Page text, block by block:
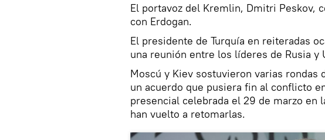
El portavoz del Kremlin, Dmitri Peskov,
con Erdogan.
El presidente de Turquía en reiteradas
una reunión entre los líderes de Rusia y
Moscú y Kiev sostuvieron varias rondas
un acuerdo que pusiera fin al conflicto
presencial celebrada el 29 de marzo en
han vuelto a retomarlas.